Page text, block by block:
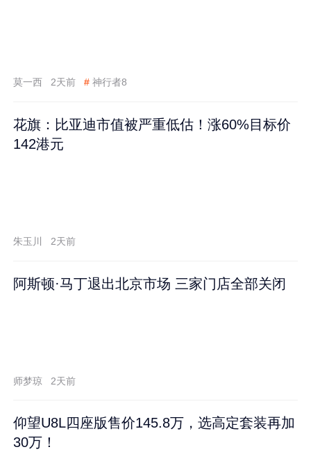
莫一西 2天前 # 神行者8
花旗：比亚迪市值被严重低估！涨60%目标价
142港元
朱玉川 2天前
阿斯顿·马丁退出北京市场 三家门店全部关闭
师梦琼 2天前
仰望U8L四座版售价145.8万，选高定套装再加
30万！